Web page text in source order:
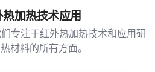
4
41
加热技术应用
专注于红外热加热技术和应用研
材料的所有方面。